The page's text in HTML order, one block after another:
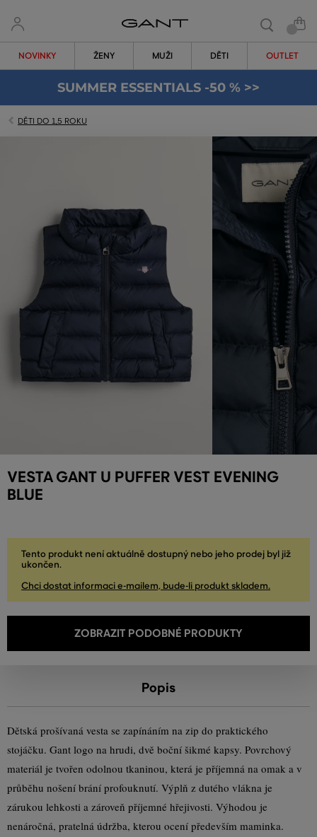
NOVINKY ŽENY MUŽI DĚTI OUTLET
SUMMER ESSENTIALS -50 % >>
DĚTI DO 1,5 ROKU
VESTA GANT U PUFFER VEST EVENING
BLUE
Tento produkt není aktuálně dostupný nebo jeho prodej byl již
ukončen.
Chci dostat informaci e-mailem, bude-li produkt skladem.
ZOBRAZIT PODOBNÉ PRODUKTY
Popis
Dětská prošívaná vesta se zapínáním na zip do praktického
stojáčku. Gant logo na hrudi, dvě boční šikmé kapsy. Povrchový
materiál je tvořen odolnou tkaninou, která je příjemná na omak a v
průběhu nošení brání profouknutí. Výplň z dutého vlákna je
zárukou lehkosti a zároveň příjemné hřejivosti. Výhodou je
nenáročná, pratelná údržba, kterou ocení především maminka.